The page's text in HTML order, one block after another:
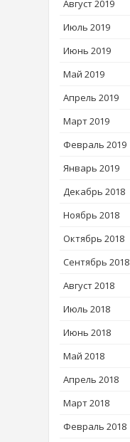
Август 2019
Июль 2019
Июнь 2019
Май 2019
Апрель 2019
Март 2019
Февраль 2019
Январь 2019
Декабрь 2018
Ноябрь 2018
Октябрь 2018
Сентябрь 2018
Август 2018
Июль 2018
Июнь 2018
Май 2018
Апрель 2018
Март 2018
Февраль 2018